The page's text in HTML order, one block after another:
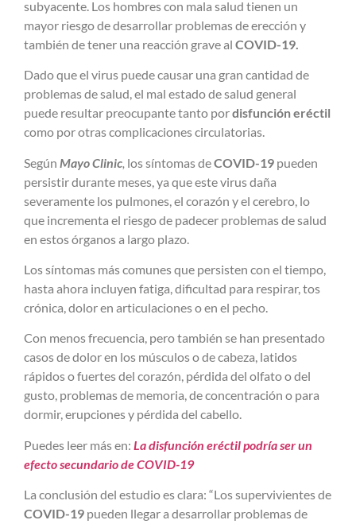
subyacente. Los hombres con mala salud tienen un
mayor riesgo de desarrollar problemas de erección y
también de tener una reacción grave al COVID-19.
Dado que el virus puede causar una gran cantidad de
problemas de salud, el mal estado de salud general
puede resultar preocupante tanto pordisfunción eréctil
como por otras complicaciones circulatorias.
Según Mayo Clinic los síntomas deCOVID-19 pueden
persistir durante meses, ya que este virus daña
severamente los pulmones, el corazón y el cerebro, lo
que incrementa el riesgo de padecer problemas de salud
en estos órganos a largo plazo.
Los síntomas más comunes que persisten con el tiempo,
hasta ahora incluyen fatiga, dificultad para respirar, tos
crónica, dolor en articulaciones o en el pecho.
Con menos frecuencia, pero también se han presentado
casos de dolor en los músculos o de cabeza, latidos
rápidos o fuertes del corazón, pérdida del olfato o del
gusto, problemas de memoria, de concentración o para
dormir, erupciones y pérdida del cabello.
Puedes leer más en: La disfunción eréctil podría ser un
efecto secundario de COVID-19
La conclusión del estudio es clara: “Los supervivientes de
COVID-19 pueden llegar a desarrollar problemas de